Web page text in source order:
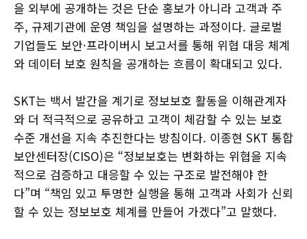
을 외부에 공개하는 것은 단순 홍보가 아니라 고객과 주
주, 규제기관에 운영 책임을 설명하는 과정이다. 글로벌
기업들도 보안·프라이버시 보고서를 통해 위협 대응 체계
와 데이터 보호 원칙을 공개하는 흐름이 확대되고 있다.
SKT는 백서 발간을 계기로 정보보호 활동을 이해관계자
와 더 적극적으로 공유하고 고객이 체감할 수 있는 보호
수준 개선을 지속 추진한다는 방침이다. 이종현 SKT 통합
보안센터장(CISO)은 “정보보호는 변화하는 위협을 지속
적으로 검증하고 대응할 수 있는 구조로 발전해야 한
다”며 “책임 있고 투명한 실행을 통해 고객과 사회가 신뢰
할 수 있는 정보보호 체계를 만들어 가겠다”고 말했다.